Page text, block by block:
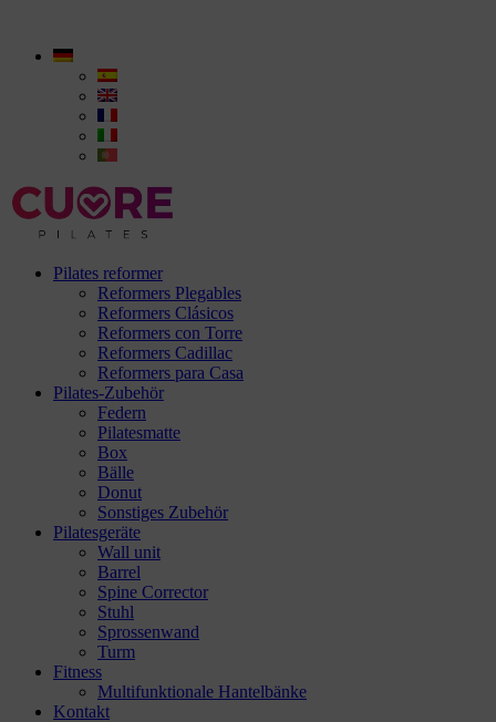
Pilates reformer
Reformers Plegables
Reformers Clásicos
Reformers con Torre
Reformers Cadillac
Reformers para Casa
Pilates-Zubehör
Federn
Pilatesmatte
Box
Bälle
Donut
Sonstiges Zubehör
Pilatesgeräte
Wall unit
Barrel
Spine Corrector
Stuhl
Sprossenwand
Turm
Fitness
Multifunktionale Hantelbänke
Kontakt